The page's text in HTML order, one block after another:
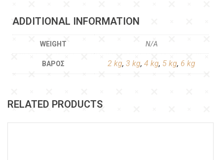
ADDITIONAL INFORMATION
WEIGHT N/A
ΒΆΡΟΣ 2 kg, 3 kg, 4 kg, 5 kg, 6 kg
RELATED PRODUCTS